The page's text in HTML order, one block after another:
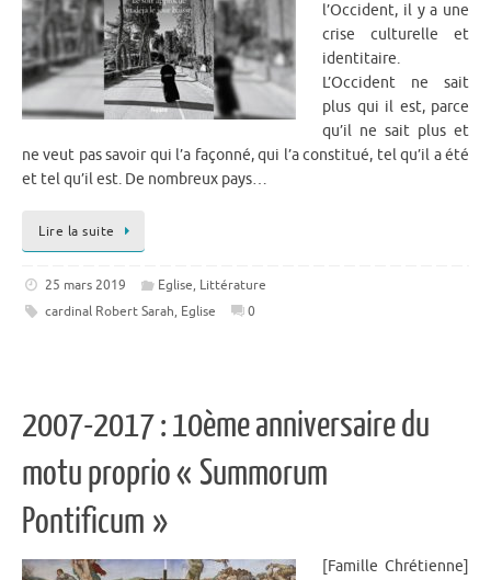
l’Occident, il y a une
crise culturelle et
identitaire.
L’Occident ne sait
plus qui il est, parce
qu’il ne sait plus et
ne veut pas savoir qui l’a façonné, qui l’a constitué, tel qu’il a été
et tel qu’il est. De nombreux pays…
Lire la suite
25 mars 2019 Eglise, Littérature
cardinal Robert Sarah, Eglise 0
2007-2017 : 10ème anniversaire du
motu proprio « Summorum
Pontificum »
[Famille Chrétienne]